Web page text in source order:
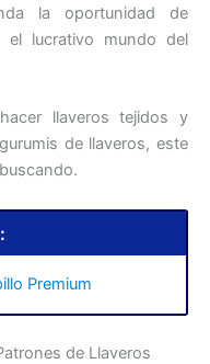
la oportunidad de
el lucrativo mundo del
llaveros tejidos y
de llaveros, este
Premium
de Llaveros